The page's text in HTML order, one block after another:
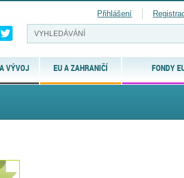
VÝVOJ EU A ZAHRANIČÍ FONDY
Přihlášení